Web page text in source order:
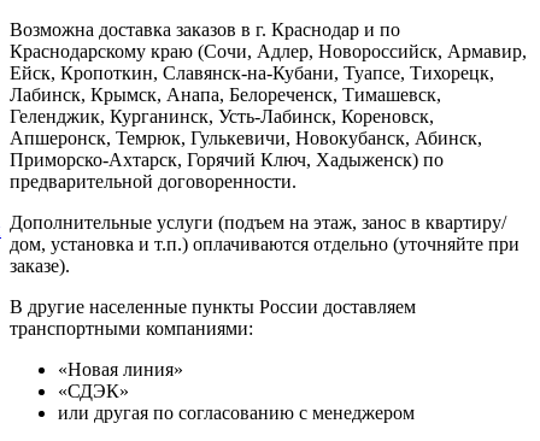
Возможна доставка заказов в г. Краснодар и по
Краснодарскому краю (Сочи, Адлер, Новороссийск, Армавир,
Ейск, Кропоткин, Славянск-на-Кубани, Туапсе, Тихорецк,
Лабинск, Крымск, Анапа, Белореченск, Тимашевск,
Геленджик, Курганинск, Усть-Лабинск, Кореновск,
Апшеронск, Темрюк, Гулькевичи, Новокубанск, Абинск,
Приморско-Ахтарск, Горячий Ключ, Хадыженск) по
предварительной договоренности.
Дополнительные услуги (подъем на этаж, занос в квартиру/
дом, установка и т.п.) оплачиваются отдельно (уточняйте при
заказе).
В другие населенные пункты России доставляем
транспортными компаниями:
«Новая линия»
«СДЭК»
или другая по согласованию с менеджером